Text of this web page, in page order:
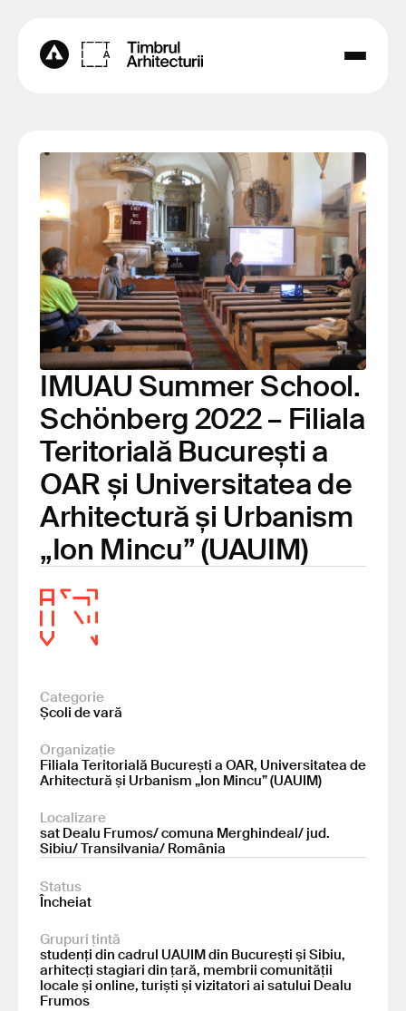
IMUAU Summer School.
Schönberg 2022 – Filiala
Teritorială București a
OAR și Universitatea de
Arhitectură și Urbanism
„Ion Mincu” (UAUIM)
Categorie
Școli de vară
Organizație
Filiala Teritorială București a OAR, Universitatea de
Arhitectură și Urbanism „Ion Mincu” (UAUIM)
Localizare
sat Dealu Frumos/ comuna Merghindeal/ jud.
Sibiu/ Transilvania/ România
Status
Încheiat
Grupuri țintă
studenți din cadrul UAUIM din București și Sibiu,
arhitecți stagiari din țară, membrii comunității
locale și online, turiști și vizitatori ai satului Dealu
Frumos